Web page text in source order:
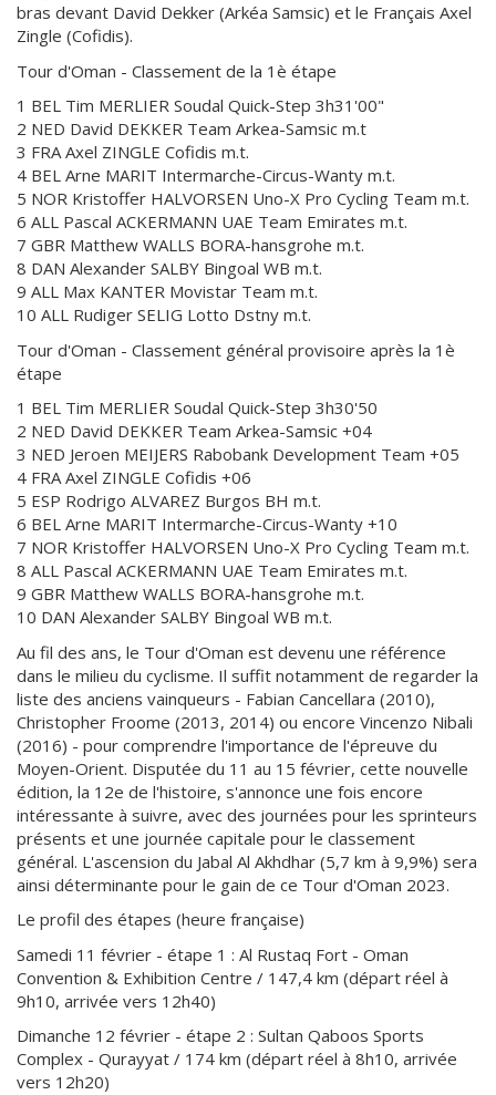
bras devant David Dekker (Arkéa Samsic) et le Français Axel
Zingle (Cofidis).
Tour d'Oman - Classement de la 1è étape
1 BEL Tim MERLIER Soudal Quick-Step 3h31'00"
2 NED David DEKKER Team Arkea-Samsic m.t
3 FRA Axel ZINGLE Cofidis m.t.
4 BEL Arne MARIT Intermarche-Circus-Wanty m.t.
5 NOR Kristoffer HALVORSEN Uno-X Pro Cycling Team m.t.
6 ALL Pascal ACKERMANN UAE Team Emirates m.t.
7 GBR Matthew WALLS BORA-hansgrohe m.t.
8 DAN Alexander SALBY Bingoal WB m.t.
9 ALL Max KANTER Movistar Team m.t.
10 ALL Rudiger SELIG Lotto Dstny m.t.
Tour d'Oman - Classement général provisoire après la 1è
étape
1 BEL Tim MERLIER Soudal Quick-Step 3h30'50
2 NED David DEKKER Team Arkea-Samsic +04
3 NED Jeroen MEIJERS Rabobank Development Team +05
4 FRA Axel ZINGLE Cofidis +06
5 ESP Rodrigo ALVAREZ Burgos BH m.t.
6 BEL Arne MARIT Intermarche-Circus-Wanty +10
7 NOR Kristoffer HALVORSEN Uno-X Pro Cycling Team m.t.
8 ALL Pascal ACKERMANN UAE Team Emirates m.t.
9 GBR Matthew WALLS BORA-hansgrohe m.t.
10 DAN Alexander SALBY Bingoal WB m.t.
Au fil des ans, le Tour d'Oman est devenu une référence
dans le milieu du cyclisme. Il suffit notamment de regarder la
liste des anciens vainqueurs - Fabian Cancellara (2010),
Christopher Froome (2013, 2014) ou encore Vincenzo Nibali
(2016) - pour comprendre l'importance de l'épreuve du
Moyen-Orient. Disputée du 11 au 15 février, cette nouvelle
édition, la 12e de l'histoire, s'annonce une fois encore
intéressante à suivre, avec des journées pour les sprinteurs
présents et une journée capitale pour le classement
général. L'ascension du Jabal Al Akhdhar (5,7 km à 9,9%) sera
ainsi déterminante pour le gain de ce Tour d'Oman 2023.
Le profil des étapes (heure française)
Samedi 11 février - étape 1 : Al Rustaq Fort - Oman
Convention & Exhibition Centre / 147,4 km (départ réel à
9h10, arrivée vers 12h40)
Dimanche 12 février - étape 2 : Sultan Qaboos Sports
Complex - Qurayyat / 174 km (départ réel à 8h10, arrivée
vers 12h20)